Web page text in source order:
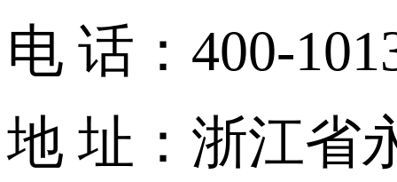
电 话：400-
地 址：浙江省